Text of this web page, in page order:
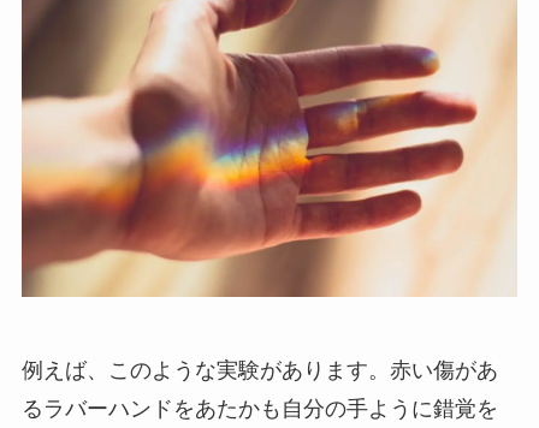
例えば、このような実験があります。赤い傷があ
るラバーハンドをあたかも自分の手ように錯覚を